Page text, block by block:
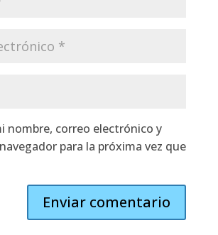
nombre, correo electrónico y
para la próxima vez que